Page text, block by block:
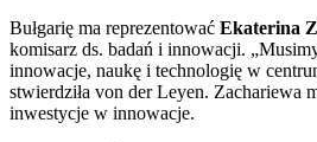
Bułgarię ma reprezentować Ekaterina
komisarz ds. badań i innowacji.
innowacje, naukę i technologię w
stwierdziła von der Leyen. Zachariewa
inwestycje w innowacje.